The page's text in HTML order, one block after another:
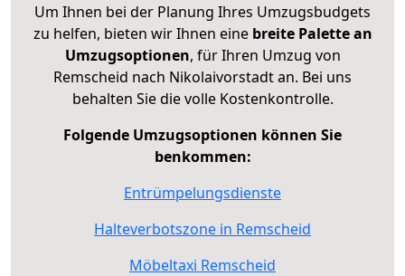
Um Ihnen bei der Planung Ihres Umzugsbudgets
zu helfen, bieten wir Ihnen eine breite Palette an
Umzugsoptionen, für Ihren Umzug von
Remscheid nach Nikolaivorstadt an. Bei uns
behalten Sie die volle Kostenkontrolle.
Folgende Umzugsoptionen können Sie
benkommen:
Entrümpelungsdienste
Halteverbotszone in Remscheid
Möbeltaxi Remscheid